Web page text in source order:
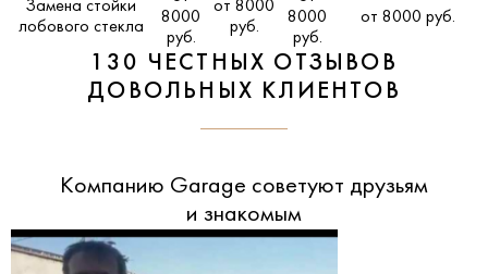
Замена стойки
лобового стекла
8000
руб.
от 8000
руб.
8000
руб.
от 8000 руб.
130 ЧЕСТНЫХ ОТЗЫВОВ
ДОВОЛЬНЫХ КЛИЕНТОВ
Компанию Garage советуют друзьям
и знакомым